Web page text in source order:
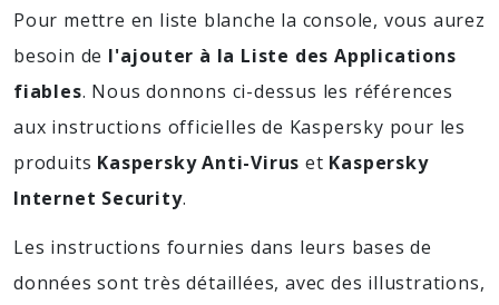
Pour mettre en liste blanche la console, vous aurez
besoin de l'ajouter à la Liste des Applications
fiables. Nous donnons ci-dessus les références
aux instructions officielles de Kaspersky pour les
produits Kaspersky Anti-Virus et Kaspersky
Internet Security.
Les instructions fournies dans leurs bases de
données sont très détaillées, avec des illustrations,